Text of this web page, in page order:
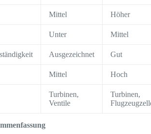
Mittel Höher
Unter Mittel
Ausgezeichnet Gut
Mittel Hoch
Turbinen,
Ventile
Turbinen,